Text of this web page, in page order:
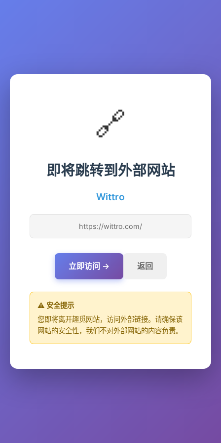
🔗
即将跳转到外部网站
Wittro
https://wittro.com/
立即访问 → 返回
⚠️ 安全提示
您即将离开趣觅网站，访问外部链接。请确保该
网站的安全性，我们不对外部网站的内容负责。